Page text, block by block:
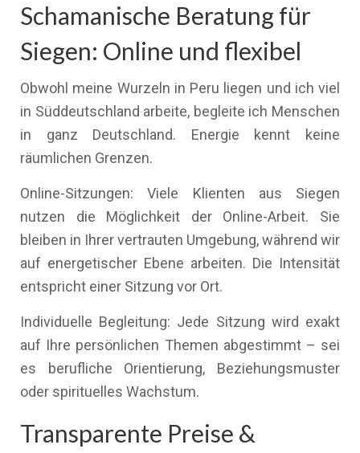
Schamanische Beratung für
Siegen: Online und flexibel
Obwohl meine Wurzeln in Peru liegen und ich viel
in Süddeutschland arbeite, begleite ich Menschen
in ganz Deutschland. Energie kennt keine
räumlichen Grenzen.
Online-Sitzungen: Viele Klienten aus Siegen
nutzen die Möglichkeit der Online-Arbeit. Sie
bleiben in Ihrer vertrauten Umgebung, während wir
auf energetischer Ebene arbeiten. Die Intensität
entspricht einer Sitzung vor Ort.
Individuelle Begleitung: Jede Sitzung wird exakt
auf Ihre persönlichen Themen abgestimmt – sei
es berufliche Orientierung, Beziehungsmuster
oder spirituelles Wachstum.
Transparente Preise &